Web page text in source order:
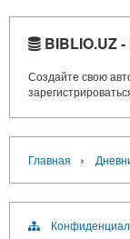
BIBLIO.UZ
Создайте свою
Главная ›